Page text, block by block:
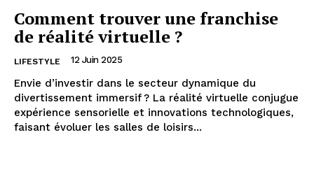
Comment trouver une franchise
de réalité virtuelle ?
LIFESTYLE 12 Juin 2025
Envie d’investir dans le secteur dynamique du
divertissement immersif ? La réalité virtuelle conjugue
expérience sensorielle et innovations technologiques,
faisant évoluer les salles de loisirs...